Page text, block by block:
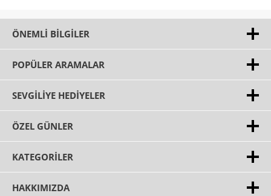
ÖNEMLI BILGILER
POPÜLER ARAMALAR
SEVGILIYE HEDIYELER
ÖZEL GÜNLER
KATEGORILER
HAKKIMIZDA